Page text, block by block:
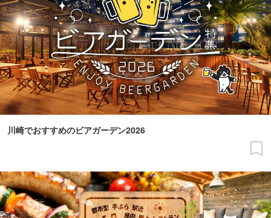
川崎でおすすめのビアガーデン2026